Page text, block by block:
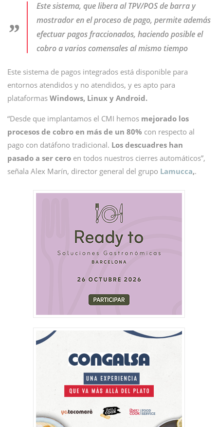
Este sistema, quelibera al TPV/POS de barra y
mostrador en el proceso de pago, permite además
efectuar pagos fraccionados, haciendo posible el
cobro a varios comensales al mismo tiempo
Este sistema de pagos integrados está disponible para
entornos atendidos y no atendidos, y es apto para
plataformas Windows, Linux y Android.
“Desde que implantamos el CMI hemos mejorado los
procesos de cobro en más de un 80% con respecto al
pago con datáfono tradicional. Los descuadres han
pasado a ser cero en todos nuestros cierres automáticos”,
señala Alex Marín, director general del grupo Lamucca,.